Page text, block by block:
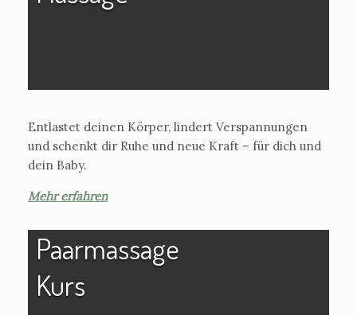
Entlastet deinen Körper, lindert Verspannungen
und schenkt dir Ruhe und neue Kraft – für dich und
dein Baby.
Mehr erfahren
Paarmassage
Kurs